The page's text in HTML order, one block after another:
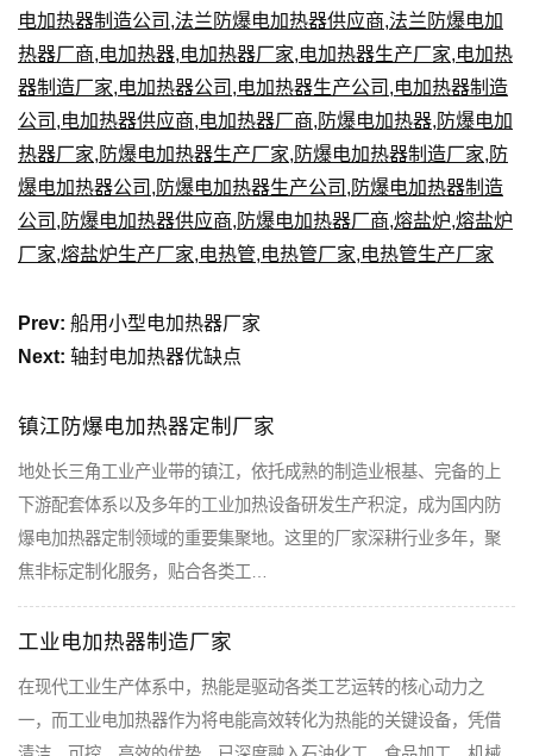
电加热器制造公司 ,法兰防爆电加热器供应商,法兰防爆电加
热器厂商,电加热器,电加热器厂家,电加热器生产厂家,电加热
器制造厂家,电加热器公司 ,电加热器生产公司 ,电加热器制造
公司 ,电加热器供应商,电加热器厂商, 防爆电加热器, 防爆电加
热器厂家, 防爆电加热器生产厂家, 防爆电加热器制造厂家, 防
爆电加热器公司 , 防爆电加热器生产公司 , 防爆电加热器制造
公司 , 防爆电加热器供应商, 防爆电加热器厂商,熔盐炉,熔盐炉
厂家,熔盐炉生产厂家,电热管,电热管厂家,电热管生产厂家
Prev: 船用小型电加热器厂家
Next: 轴封电加热器优缺点
镇江防爆电加热器定制厂家
地处长三角工业产业带的镇江，依托成熟的制造业根基、完备的上
下游配套体系以及多年的工业加热设备研发生产积淀，成为国内防
爆电加热器定制领域的重要集聚地。这里的厂家深耕行业多年，聚
焦非标定制化服务，贴合各类工…
工业电加热器制造厂家
在现代工业生产体系中，热能是驱动各类工艺运转的核心动力之
一，而工业电加热器作为将电能高效转化为热能的关键设备，凭借